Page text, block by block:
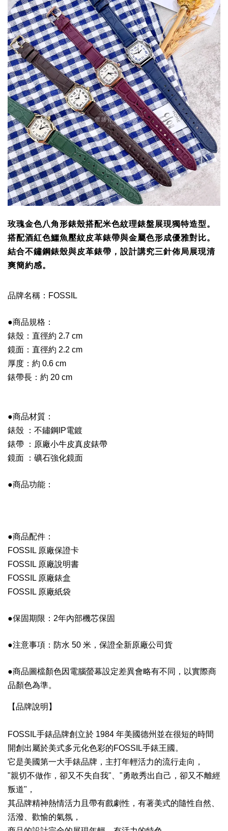
玫瑰金色八角形錶殼搭配米色紋理錶盤展現獨特造型。
搭配酒紅色鱷魚壓紋皮革錶帶與金屬色形成優雅對比。
結合不鏽鋼錶殼與皮革錶帶，設計講究三針佈局展現清
爽簡約感。
品牌名稱：FOSSIL
●商品規格：
錶殼：直徑約 2.7 cm
鏡面：直徑約 2.2 cm
厚度：約 0.6 cm
錶帶長：約 20 cm
●商品材質：
錶殼 ：不鏽鋼IP電鍍
錶帶 ：原廠小牛皮真皮錶帶
鏡面 ：礦石強化鏡面
●商品功能：
●商品配件：
FOSSIL 原廠保證卡
FOSSIL 原廠說明書
FOSSIL 原廠錶盒
FOSSIL 原廠紙袋
●保固期限：2年內部機芯保固
●注意事項：防水 50 米，保證全新原廠公司貨
●商品圖檔顏色因電腦螢幕設定差異會略有不同，以實際商
品顏色為準。
【品牌說明】
FOSSIL手錶品牌創立於 1984 年美國德州並在很短的時間
開創出屬於美式多元化色彩的FOSSIL手錶王國。
它是美國第一大手錶品牌，主打年輕活力的流行走向，
"親切不做作，卻又不失自我"、"勇敢秀出自己，卻又不離經
叛道"，
其品牌精神熱情活力且帶有戲劇性，有著美式的隨性自然、
活潑、歡愉的氣氛，